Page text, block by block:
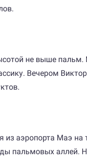
не выше
Вечером
аэропорта Маэ на
пальмовых аллей.